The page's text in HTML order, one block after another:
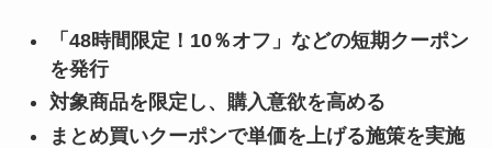
「48時間限定！10％オフ」などの短期クーポン
を発行
対象商品を限定し、購入意欲を高める
まとめ買いクーポンで単価を上げる施策を実施